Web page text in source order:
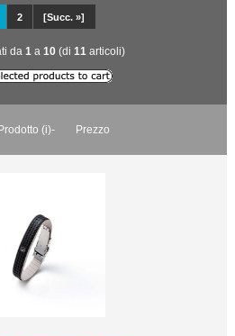
2 [Succ. »]
da 1 a 10(di 11 articoli)
Prodotto (i)- Prezzo